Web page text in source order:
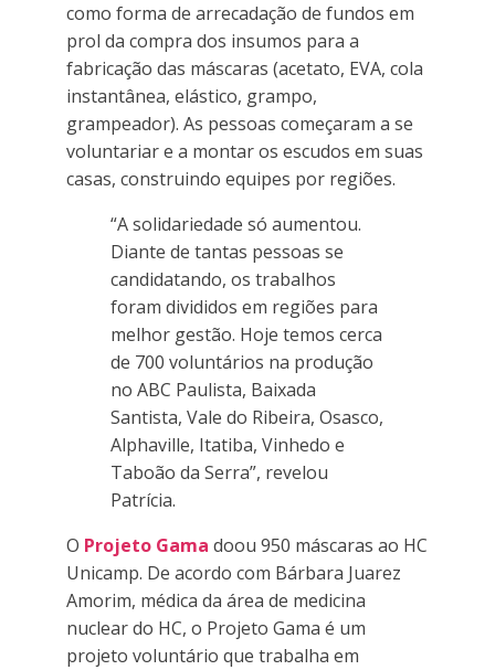
como forma de arrecadação de fundos em
prol da compra dos insumos para a
fabricação das máscaras (acetato, EVA, cola
instantânea, elástico, grampo,
grampeador). As pessoas começaram a se
voluntariar e a montar os escudos em suas
casas, construindo equipes por regiões.
“A solidariedade só aumentou.
Diante de tantas pessoas se
candidatando, os trabalhos
foram divididos em regiões para
melhor gestão. Hoje temos cerca
de 700 voluntários na produção
no ABC Paulista, Baixada
Santista, Vale do Ribeira, Osasco,
Alphaville, Itatiba, Vinhedo e
Taboão da Serra”, revelou
Patrícia.
O Projeto Gama doou 950 máscaras ao HC
Unicamp. De acordo com Bárbara Juarez
Amorim, médica da área de medicina
nuclear do HC, o Projeto Gama é um
projeto voluntário que trabalha em